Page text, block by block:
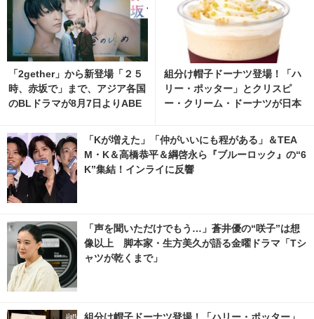
「2gether」から新登場「２５
時、赤坂で」まで、アジア各国
のBLドラマが8月7日よりABE
組分け帽子ドーナツ登場！「ハ
リー・ポッター」とクリスピ
ー・クリーム・ドーナツが日本
cinemacafe.net
「Kが増えた」「仲がいいにも程がある」＆TEA
M・K＆高橋恭平＆綱啓永ら『ブルーロック』の“6
K”集結！インライに反響
「声を聞いただけでもう…」蒼井優の“咲子”は想
像以上 脚本家・生方美久が語る金曜ドラマ「Tシ
ャツが乾くまで」